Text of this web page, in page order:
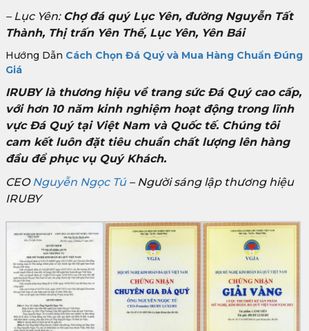
– Lục Yên: Chợ đá quý Lục Yên, đường Nguyễn Tất
Thành, Thị trấn Yên Thế, Lục Yên, Yên Bái
Hướng Dẫn Cách Chọn Đá Quý và Mua Hàng Chuẩn Đúng
Giá
IRUBY là thương hiệu về trang sức Đá Quý cao cấp,
với hơn 10 năm kinh nghiệm hoạt động trong lĩnh
vực Đá Quý tại Việt Nam và Quốc tế. Chúng tôi
cam kết luôn đặt tiêu chuẩn chất lượng lên hàng
đầu để phục vụ Quý Khách.
CEONguyễn Ngọc Tú– Người sáng lập thương hiệu
IRUBY